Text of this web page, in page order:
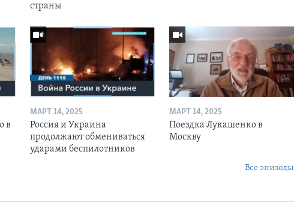
страны
в
МАРТ 14, 2025
Россия и Украина
продолжают обмениваться
ударами беспилотников
МАРТ 14, 2025
Поездка Лукашенко в
Москву
Все эпизоды